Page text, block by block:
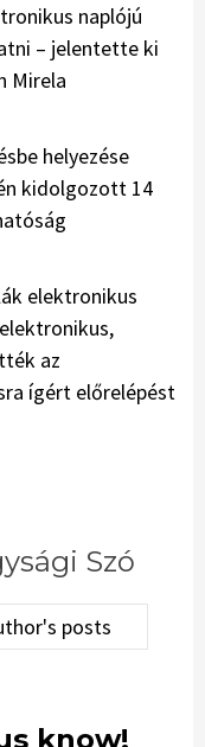
naplójú
– jelentette ki
Mirela
helyezése
kidolgozott 14
elektronikus
az
ígért előrelépést
Szó
posts
know!